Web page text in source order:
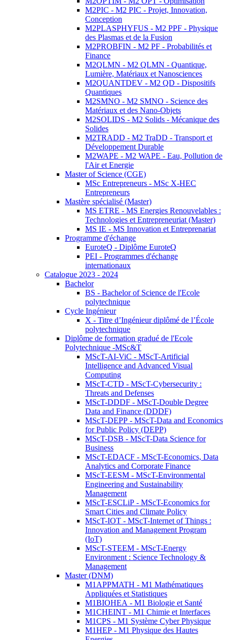
M2PIC - M2 PIC - Projet, Innovation,
Conception
M2PLASPHYFUS - M2 PPF - Physique
des Plasmas et de la Fusion
M2PROBFIN - M2 PF - Probabilités et
Finance
M2QLMN - M2 QLMN - Quantique,
Lumière, Matériaux et Nanosciences
M2QUANTDEV - M2 QD - Dispositifs
Quantiques
M2SMNO - M2 SMNO - Science des
Matériaux et des Nano-Objets
M2SOLIDS - M2 Solids - Mécanique des
Solides
M2TRADD - M2 TraDD - Transport et
Développement Durable
M2WAPE - M2 WAPE - Eau, Pollution de
l'Air et Energie
Master of Science (CGE)
MSc Entrepreneurs - MSc X-HEC
Entrepreneurs
Mastère spécialisé (Master)
MS ETRE - MS Energies Renouvelables :
Technologies et Entrepreneuriat (Master)
MS IE - MS Innovation et Entreprenariat
Programme d'échange
EuroteQ - Diplôme EuroteQ
PEI - Programmes d'échange
internationaux
Catalogue 2023 - 2024
Bachelor
BS - Bachelor of Science de l'Ecole
polytechnique
Cycle Ingénieur
X - Titre d’Ingénieur diplômé de l’École
polytechnique
Diplôme de formation gradué de l'Ecole
Polytechnique -MSc&T
MScT-AI-ViC - MScT-Artificial
Intelligence and Advanced Visual
Computing
MScT-CTD - MScT-Cybersecurity :
Threats and Defenses
MScT-DDDF - MScT-Double Degree
Data and Finance (DDDF)
MScT-DEPP - MScT-Data and Economics
for Public Policy (DEPP)
MScT-DSB - MScT-Data Science for
Business
MScT-EDACF - MScT-Economics, Data
Analytics and Corporate Finance
MScT-EESM - MScT-Environmental
Engineering and Sustainability
Management
MScT-ESCLiP - MScT-Economics for
Smart Cities and Climate Policy
MScT-IOT - MScT-Internet of Things :
Innovation and Management Program
(IoT)
MScT-STEEM - MScT-Energy
Environment : Science Technology &
Management
Master (DNM)
M1APPMATH - M1 Mathématiques
Appliquées et Statistiques
M1BIOHEA - M1 Biologie et Santé
M1CHEINT - M1 Chimie et Interfaces
M1CPS - M1 Système Cyber Physique
M1HEP - M1 Physique des Hautes